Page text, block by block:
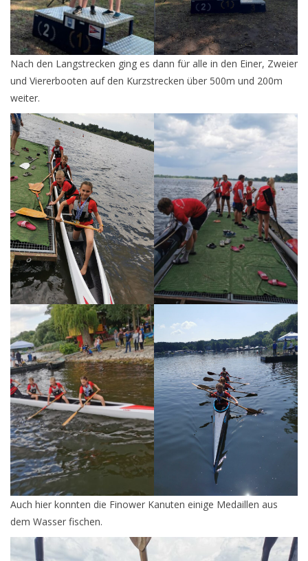
Nach den Langstrecken ging es dann für alle in den Einer, Zweier
und Viererbooten auf den Kurzstrecken über 500m und 200m
weiter.
Auch hier konnten die Finower Kanuten einige Medaillen aus
dem Wasser fischen.